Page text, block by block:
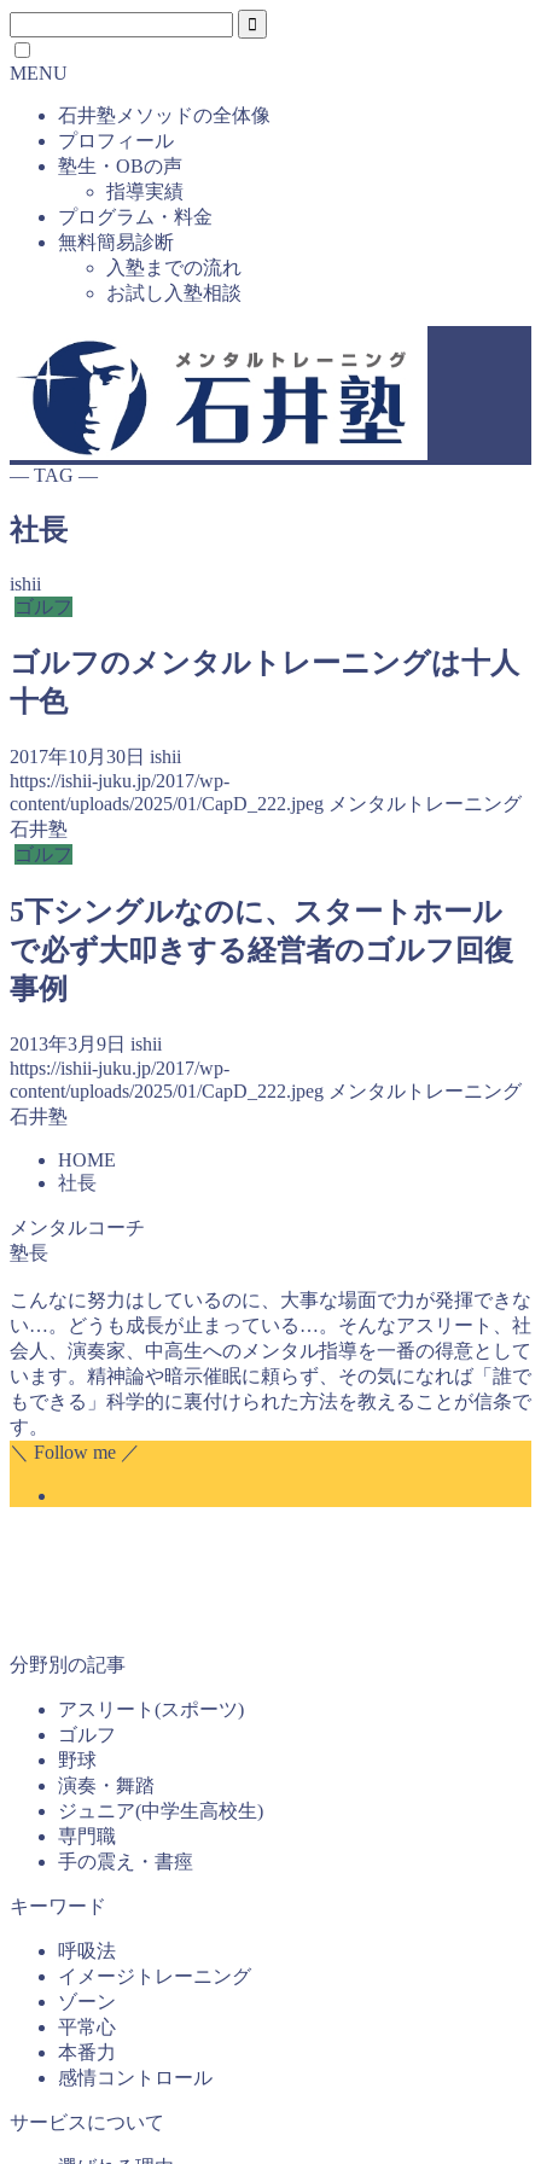
MENU
石井塾メソッドの全体像
プロフィール
塾生・OBの声
指導実績
プログラム・料金
無料簡易診断
入塾までの流れ
お試し入塾相談
― TAG ―
社長
ishii
ゴルフ
ゴルフのメンタルトレーニングは十人
十色
2017年10月30日 ishii
https://ishii-juku.jp/2017/wp-
content/uploads/2025/01/CapD_222.jpeg メンタルトレーニング
石井塾
ゴルフ
5下シングルなのに、スタートホール
で必ず大叩きする経営者のゴルフ回復
事例
2013年3月9日 ishii
https://ishii-juku.jp/2017/wp-
content/uploads/2025/01/CapD_222.jpeg メンタルトレーニング
石井塾
HOME
社長
メンタルコーチ
塾長
こんなに努力はしているのに、大事な場面で力が発揮できな
い…。どうも成長が止まっている…。そんなアスリート、社
会人、演奏家、中高生へのメンタル指導を一番の得意として
います。精神論や暗示催眠に頼らず、その気になれば「誰で
もできる」科学的に裏付けられた方法を教えることが信条で
す。
＼ Follow me ／
分野別の記事
アスリート(スポーツ)
ゴルフ
野球
演奏・舞踏
ジュニア(中学生高校生)
専門職
手の震え・書痙
キーワード
呼吸法
イメージトレーニング
ゾーン
平常心
本番力
感情コントロール
サービスについて